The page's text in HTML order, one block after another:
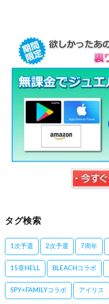
タグ検索
1次予選 2次予選 7周年
15章HELL BLEACHコラボ
SPY×FAMILYコラボ アイリス